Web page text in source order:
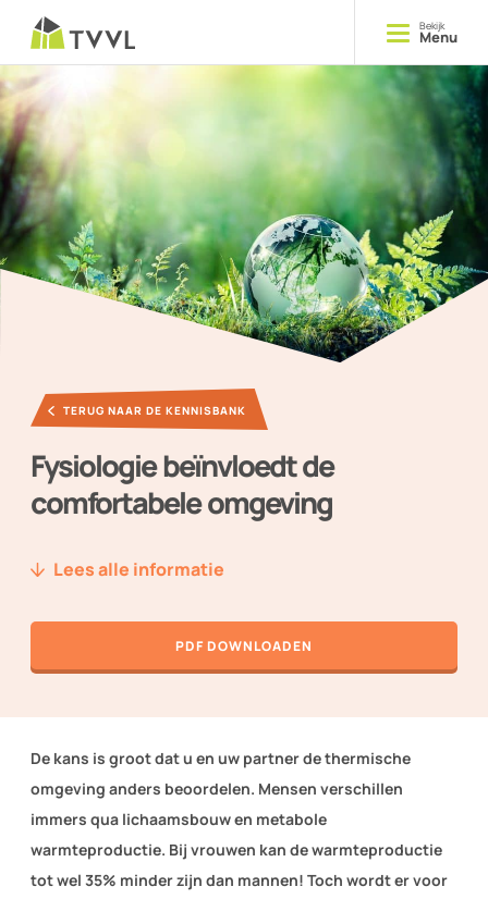
Opleiden
Cursussen
Delen
Kennis
Ontmoeten
YOUNG TVVL
Magazine
Over ons
Techniek2Day
Contact
WORD LID VAN TVVL
Bekijk
Menu
TERUG NAAR DE KENNISBANK
Fysiologie beïnvloedt de
comfortabele omgeving
Lees alle informatie
PDF DOWNLOADEN
De kans is groot dat u en uw partner de thermische
omgeving anders beoordelen. Mensen verschillen
immers qua lichaamsbouw en metabole
warmteproductie. Bij vrouwen kan de warmteproductie
tot wel 35% minder zijn dan mannen! Toch wordt er voor